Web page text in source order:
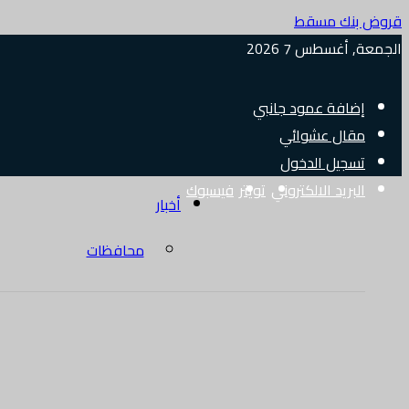
قروض بنك مسقط
الجمعة, أغسطس 7 2026
إضافة عمود جانبي
مقال عشوائي
تسجيل الدخول
البريد الالكتروني تويتر فيسبوك
أخبار
محافظات